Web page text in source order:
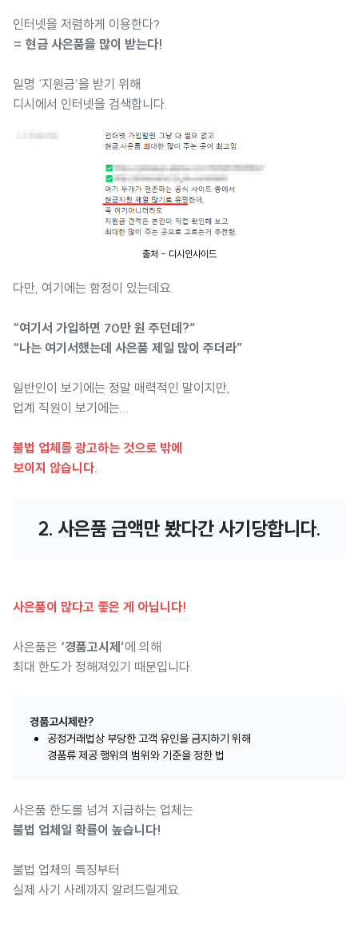
인터넷을 저렴하게 이용한다?
= 현금 사은품을 많이 받는다!
일명 ‘지원금’을 받기 위해
디시에서 인터넷을 검색합니다.
출처 - 디시인사이드
다만, 여기에는 함정이 있는데요.
“여기서 가입하면 70만 원 주던데?”
“나는 여기서했는데 사은품 제일 많이 주더라”
일반인이 보기에는 정말 매력적인 말이지만,
업계 직원이 보기에는...
불법 업체를 광고하는 것으로 밖에
보이지 않습니다.
2. 사은품 금액만 봤다간 사기당합니다.
사은품이 많다고 좋은 게 아닙니다!
사은품은 ‘경품고시제’에 의해
최대 한도가 정해져있기 때문입니다.
경품고시제란?
공정거래법상 부당한 고객 유인을 금지하기 위해
경품류 제공 행위의 범위와 기준을 정한 법
사은품 한도를 넘겨 지급하는 업체는
불법 업체일 확률이 높습니다!
불법 업체의 특징부터
실제 사기 사례까지 알려드릴게요.